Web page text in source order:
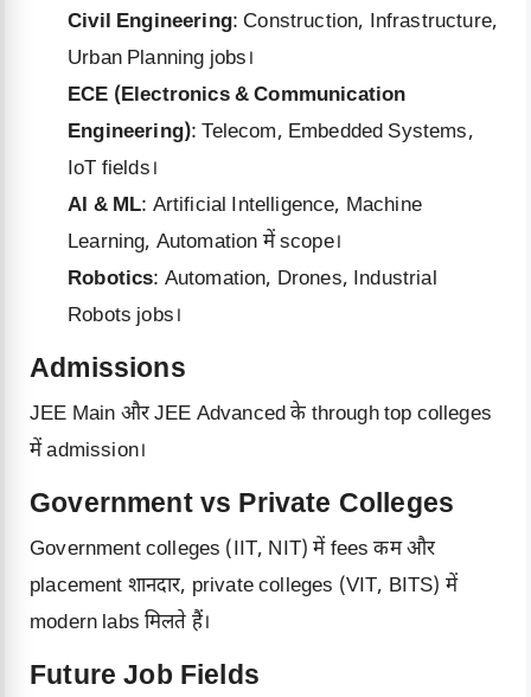
Civil Engineering: Construction, Infrastructure,
Urban Planning jobs।
ECE (Electronics & Communication
Engineering): Telecom, Embedded Systems,
IoT fields।
AI & ML: Artificial Intelligence, Machine
Learning, Automation में scope।
Robotics: Automation, Drones, Industrial
Robots jobs।
Admissions
JEE Main और JEE Advanced के through top colleges
में admission।
Government vs Private Colleges
Government colleges (IIT, NIT) में fees कम और
placement शानदार, private colleges (VIT, BITS) में
modern labs मिलते हैं।
Future Job Fields